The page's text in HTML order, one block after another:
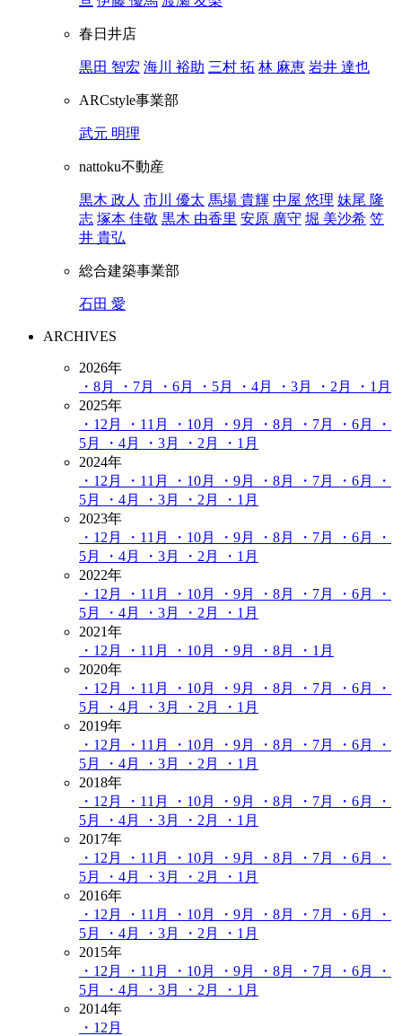
春日井店
黒田 智宏 海川 裕助 三村 拓 林 麻恵 岩井 達也
ARCstyle事業部
武元 明理
nattoku不動産
黒木 政人 市川 優太 馬場 貴輝 中屋 悠理 妹尾 隆
志 塚本 佳敬 黒木 由香里 安原 廣守 堀 美沙希 笠
井 貴弘
総合建築事業部
石田 愛
ARCHIVES
2026年
・8月
・7月 ・6月 ・5月 ・4月 ・3月 ・2月
・1月
2025年
・12月
・11月 ・10月 ・9月 ・8月 ・7月 ・6月
・
5月
・4月 ・3月 ・2月
・1月
2024年
・12月
・11月 ・10月 ・9月 ・8月 ・7月 ・6月
・
5月
・4月 ・3月 ・2月
・1月
2023年
・12月
・11月 ・10月 ・9月 ・8月 ・7月 ・6月
・
5月
・4月 ・3月 ・2月
・1月
2022年
・12月
・11月 ・10月 ・9月 ・8月 ・7月 ・6月
・
5月
・4月 ・3月 ・2月
・1月
2021年
・12月
・11月 ・10月 ・9月 ・8月
・1月
2020年
・12月
・11月 ・10月 ・9月 ・8月 ・7月 ・6月
・
5月
・4月 ・3月 ・2月
・1月
2019年
・12月
・11月 ・10月 ・9月 ・8月 ・7月 ・6月
・
5月
・4月 ・3月 ・2月
・1月
2018年
・12月
・11月 ・10月 ・9月 ・8月 ・7月 ・6月
・
5月
・4月 ・3月 ・2月
・1月
2017年
・12月
・11月 ・10月 ・9月 ・8月 ・7月 ・6月
・
5月
・4月 ・3月 ・2月
・1月
2016年
・12月
・11月 ・10月 ・9月 ・8月 ・7月 ・6月
・
5月
・4月 ・3月 ・2月
・1月
2015年
・12月
・11月 ・10月 ・9月 ・8月 ・7月 ・6月
・
5月
・4月 ・3月 ・2月
・1月
2014年
・12月